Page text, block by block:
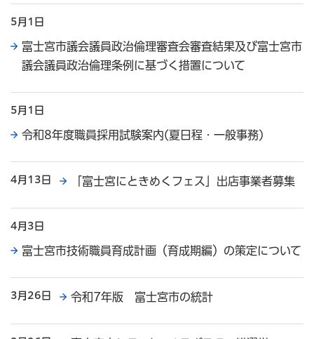
5月1日
富士宮市議会議員政治倫理審査会審査結果及び富士宮市
議会議員政治倫理条例に基づく措置について
5月1日
令和8年度職員採用試験案内(夏日程・一般事務)
4月13日 「富士宮にときめくフェス」出店事業者募集
4月3日
富士宮市技術職員育成計画（育成期編）の策定について
3月26日 令和7年版 富士宮市の統計